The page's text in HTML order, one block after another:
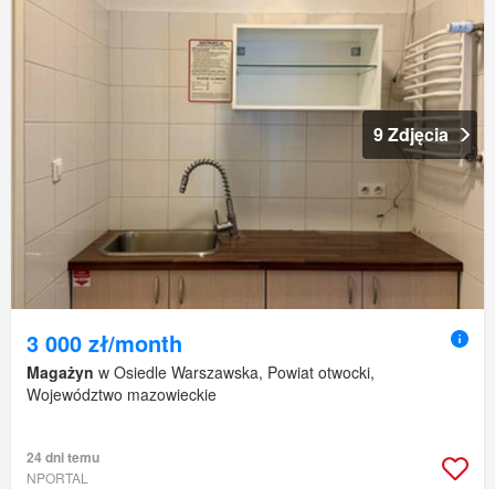
9 Zdjęcia
3 000 zł/month
Magażyn w Osiedle Warszawska, Powiat otwocki,
Województwo mazowieckie
24 dni temu
NPORTAL